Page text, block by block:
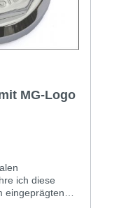
MG-Logo
ich diese
eingeprägten